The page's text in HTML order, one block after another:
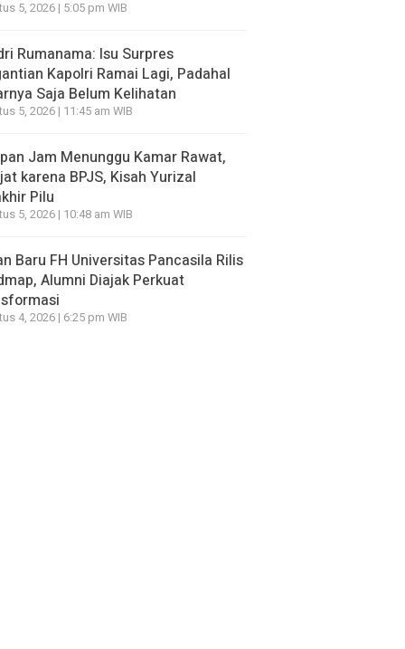
5, 2026 | 5:05 pm WIB
Rumanama: Isu Surpres
Kapolri Ramai Lagi, Padahal
Saja Belum Kelihatan
5, 2026 | 11:45 am WIB
Jam Menunggu Kamar Rawat,
karena BPJS, Kisah Yurizal
Pilu
5, 2026 | 10:48 am WIB
Baru FH Universitas Pancasila Rilis
Alumni Diajak Perkuat
4, 2026 | 6:25 pm WIB